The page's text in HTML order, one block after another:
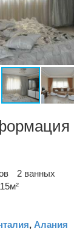
2 ванных
, Алания